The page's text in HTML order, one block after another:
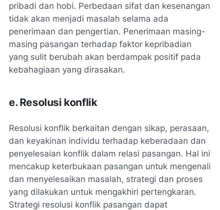
pribadi dan hobi. Perbedaan sifat dan kesenangan
tidak akan menjadi masalah selama ada
penerimaan dan pengertian. Penerimaan masing-
masing pasangan terhadap faktor kepribadian
yang sulit berubah akan berdampak positif pada
kebahagiaan yang dirasakan.
e. Resolusi konflik
Resolusi konflik berkaitan dengan sikap, perasaan,
dan keyakinan individu terhadap keberadaan dan
penyelesaian konflik dalam relasi pasangan. Hal ini
mencakup keterbukaan pasangan untuk mengenali
dan menyelesaikan masalah, strategi dan proses
yang dilakukan untuk mengakhiri pertengkaran.
Strategi resolusi konflik pasangan dapat